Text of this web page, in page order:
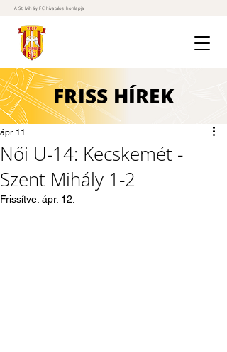
A St. Mihály FC hivatalos honlapja
FRISS HÍREK
Női U-14: Kecskemét -
Szent Mihály 1-2
ápr. 11.
Frissítve: ápr. 12.